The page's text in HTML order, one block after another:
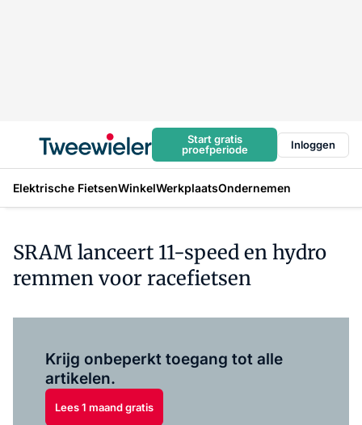
Start gratis
proefperiode
Inloggen
Elektrische FietsenWinkelWerkplaatsOndernemen
SRAM lanceert 11-speed en hydro
remmen voor racefietsen
Krijg onbeperkt toegang tot alle
artikelen.
Lees 1 maand gratis